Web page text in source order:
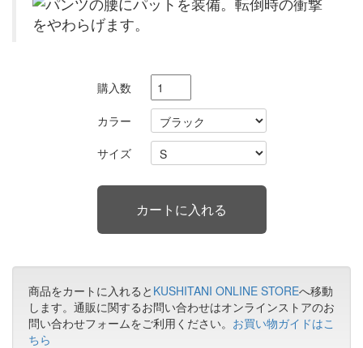
購入数
カラー
サイズ
商品をカートに入れると KUSHITANI ONLINE STOREへ移動
します。通販に関するお問い合わせはオンラインストアのお
問い合わせフォームをご利用ください。 お買い物ガイドはこ
ちら